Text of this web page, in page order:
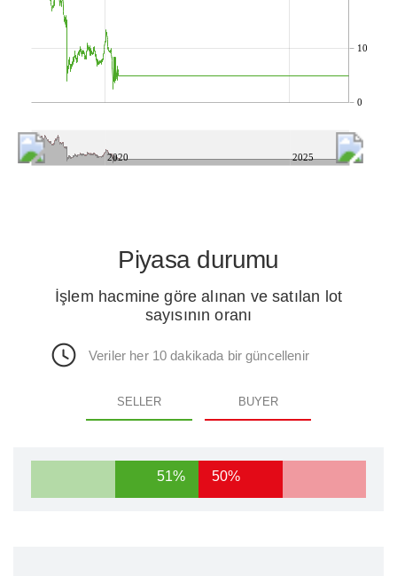
0
10
2020 2025
Piyasa durumu
İşlem hacmine göre alınan ve satılan lot
sayısının oranı
Veriler her 10 dakikada bir güncellenir
SELLER BUYER
51% 50%